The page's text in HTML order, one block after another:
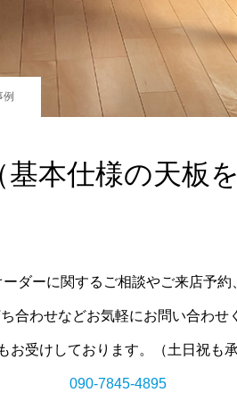
例
基本仕様の天板
ーダーに関するご相談やご来店予約
合わせなどお気軽にお問い合わせ
お受けしております。（土日祝も承
090-7845-4895